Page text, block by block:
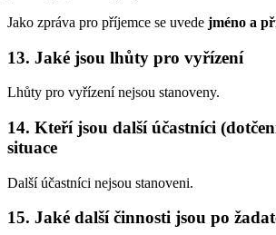
Jako zpráva pro příjemce se uvede jméno a
13. Jaké jsou lhůty pro vyřízení
Lhůty pro vyřízení nejsou stanoveny.
14. Kteří jsou další účastníci
situace
Další účastníci nejsou stanoveni.
15. Jaké další činnosti jsou po